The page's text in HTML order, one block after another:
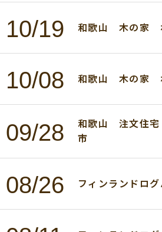
10/19 和歌山 木の家
10/08 和歌山 木の家
09/28
和歌山 注文住宅
市
08/26 フィンランドロ